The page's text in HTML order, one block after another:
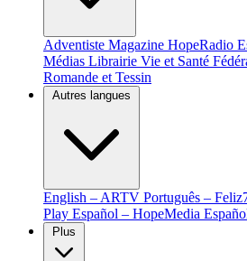
Adventiste Magazine HopeRadio
Médias Librairie Vie et Santé
Romande et Tessin
Autres langues
English – ARTV Português –
Play Español – HopeMedia
Plus